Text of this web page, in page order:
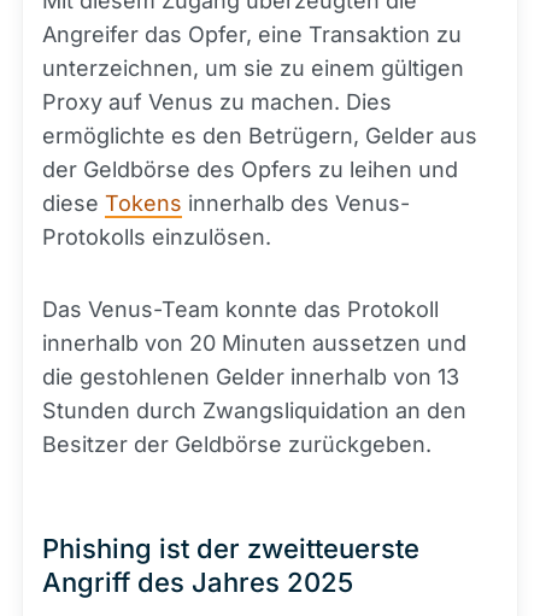
Angreifer das Opfer, eine Transaktion zu
unterzeichnen, um sie zu einem gültigen
Proxy auf Venus zu machen. Dies
ermöglichte es den Betrügern, Gelder aus
der Geldbörse des Opfers zu leihen und
diese Tokens innerhalb des Venus-
Protokolls einzulösen.
Das Venus-Team konnte das Protokoll
innerhalb von 20 Minuten aussetzen und
die gestohlenen Gelder innerhalb von 13
Stunden durch Zwangsliquidation an den
Besitzer der Geldbörse zurückgeben.
Phishing ist der zweitteuerste
Angriff des Jahres 2025